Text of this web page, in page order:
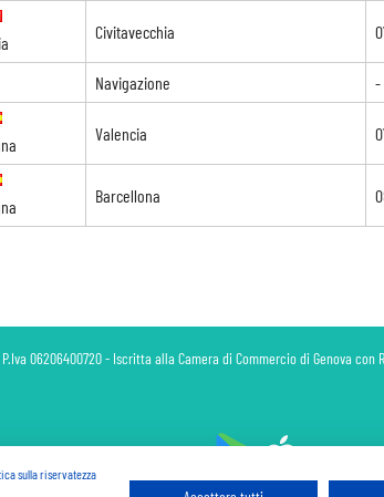
Civitavecchia
Navigazione -
Valencia
Barcellona
06206400720 - Iscritta alla Camera di Commercio di Genova con
sulla riservatezza